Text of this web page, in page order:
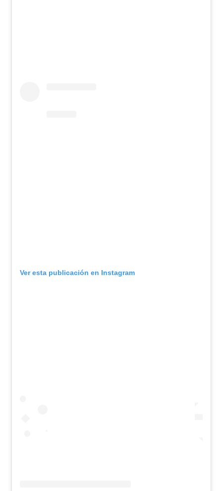
Ver esta publicación en Instagram